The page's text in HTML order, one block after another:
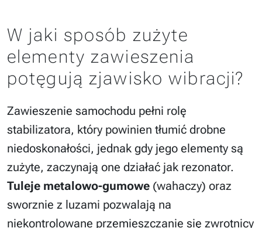
W jaki sposób zużyte
elementy zawieszenia
potęgują zjawisko wibracji?
Zawieszenie samochodu pełni rolę
stabilizatora, który powinien tłumić drobne
niedoskonałości, jednak gdy jego elementy są
zużyte, zaczynają one działać jak rezonator.
Tuleje metalowo-gumowe (wahaczy) oraz
sworznie z luzami pozwalają na
niekontrolowane przemieszczanie się zwrotnicy